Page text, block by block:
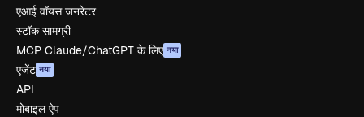
एआई वॉयस जनरेटर
स्टॉक सामग्री
MCP Claude/ChatGPT के लिए नया
एजेंट नया
API
मोबाइल ऐप